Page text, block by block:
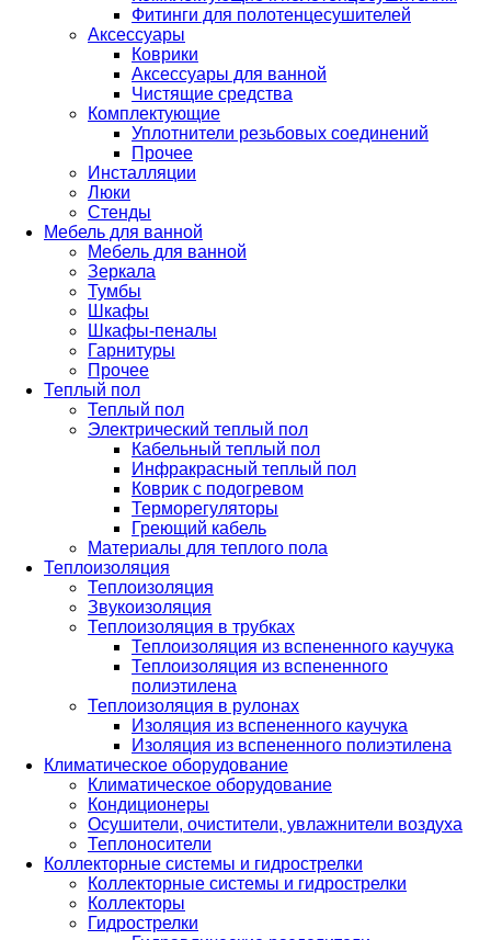
Фитинги для полотенцесушителей
Аксессуары
Коврики
Аксессуары для ванной
Чистящие средства
Комплектующие
Уплотнители резьбовых соединений
Прочее
Инсталляции
Люки
Стенды
Мебель для ванной
Мебель для ванной
Зеркала
Тумбы
Шкафы
Шкафы-пеналы
Гарнитуры
Прочее
Теплый пол
Теплый пол
Электрический теплый пол
Кабельный теплый пол
Инфракрасный теплый пол
Коврик с подогревом
Терморегуляторы
Греющий кабель
Материалы для теплого пола
Теплоизоляция
Теплоизоляция
Звукоизоляция
Теплоизоляция в трубках
Теплоизоляция из вспененного каучука
Теплоизоляция из вспененного
полиэтилена
Теплоизоляция в рулонах
Изоляция из вспененного каучука
Изоляция из вспененного полиэтилена
Климатическое оборудование
Климатическое оборудование
Кондиционеры
Осушители, очистители, увлажнители воздуха
Теплоносители
Коллекторные системы и гидрострелки
Коллекторные системы и гидрострелки
Коллекторы
Гидрострелки